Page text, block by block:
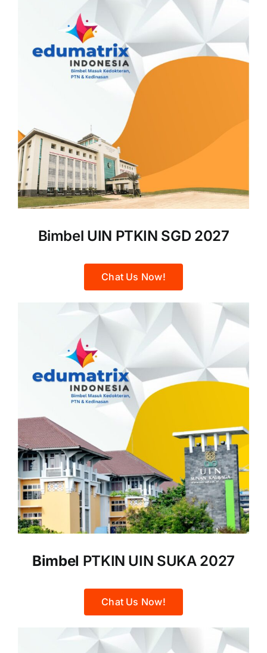
Bimbel UIN PTKIN SGD 2027
Chat Us Now!
Bimbel PTKIN UIN SUKA 2027
Chat Us Now!